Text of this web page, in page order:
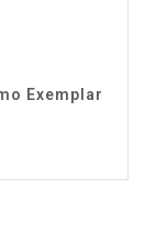
Exemplar